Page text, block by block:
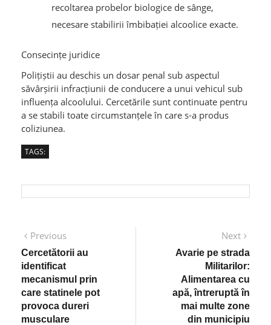
recoltarea probelor biologice de sânge,
necesare stabilirii îmbibației alcoolice exacte.
Consecințe juridice
Polițiștii au deschis un dosar penal sub aspectul
săvârșirii infracțiunii de conducere a unui vehicul sub
influența alcoolului. Cercetările sunt continuate pentru
a se stabili toate circumstanțele în care s-a produs
coliziunea.
TAGS:
Post
navigation
PreviousPrevious
post:
Cercetătorii au
identificat
mecanismul prin
care statinele pot
provoca dureri
musculare
Next
Avarie pe strada
Militarilor:
Alimentarea cu
apă, întreruptă în
mai multe zone
din municipiu